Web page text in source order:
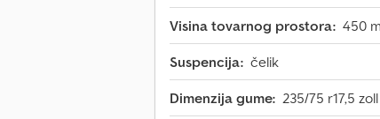
Visina tovarnog prostora: 450
Suspencija: čelik
Dimenzija gume: 235/75 r17,5 zoll